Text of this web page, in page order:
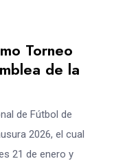
Torneo
de la
de Fútbol de
2026, el cual
21 de enero y